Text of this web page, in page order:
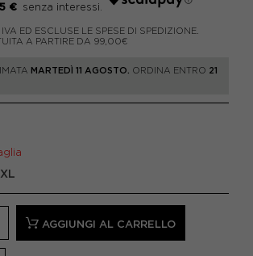
€
ED ESCLUSE LE SPESE DI SPEDIZIONE.
A PARTIRE DA 99,00€
MARTEDÌ 11 AGOSTO. ORDINA ENTRO 21
XL
AGGIUNGI AL CARRELLO